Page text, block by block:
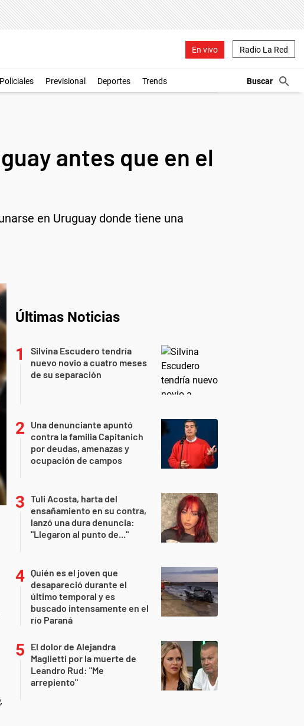
En vivo Radio La Red
Policiales Previsional Deportes Trends
antes que en el
en Uruguay donde tiene una
Últimas Noticias
Silvina Escudero tendría
nuevo novio a cuatro meses
de su separación
Una denunciante apuntó
contra la familia Capitanich
por deudas, amenazas y
ocupación de campos
Tuli Acosta, harta del
ensañamiento en su contra,
lanzó una dura denuncia:
"Llegaron al punto de..."
Quién es el joven que
desapareció durante el
último temporal y es
buscado intensamente en el
río Paraná
El dolor de Alejandra
Maglietti por la muerte de
Leandro Rud: "Me
arrepiento"